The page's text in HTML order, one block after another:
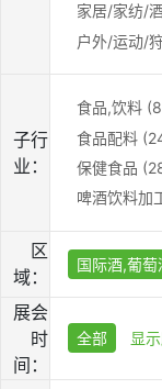
家居/家纺/
户外/运动/
子行
业：
食品,饮料
食品配料
保健食品
啤酒饮料加
区
域：
国际酒,葡萄
展会
时
间：
全部 显